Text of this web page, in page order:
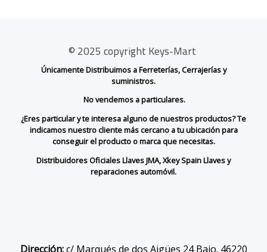
© 2025 copyright Keys-Mart
Únicamente Distribuimos a Ferreterías, Cerrajerías y
suministros.
No vendemos a particulares.
¿Eres particular y te interesa alguno de nuestros productos? Te
indicamos nuestro cliente más cercano a tu ubicación para
conseguir el producto o marca que necesitas.
Distribuidores Oficiales Llaves JMA, Xkey Spain Llaves y
reparaciones automóvil.
Dirección:c/ Marqués de dos Aigües 24 Bajo. 46220